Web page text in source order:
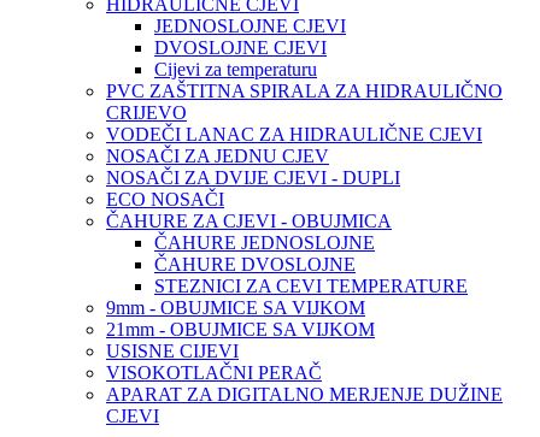
HIDRAULIČNE CJEVI
JEDNOSLOJNE CJEVI
DVOSLOJNE CJEVI
Cijevi za temperaturu
PVC ZAŠTITNA SPIRALA ZA HIDRAULIČNO
CRIJEVO
VODEČI LANAC ZA HIDRAULIČNE CJEVI
NOSAČI ZA JEDNU CJEV
NOSAČI ZA DVIJE CJEVI - DUPLI
ECO NOSAČI
ČAHURE ZA CJEVI - OBUJMICA
ČAHURE JEDNOSLOJNE
ČAHURE DVOSLOJNE
STEZNICI ZA CEVI TEMPERATURE
9mm - OBUJMICE SA VIJKOM
21mm - OBUJMICE SA VIJKOM
USISNE CIJEVI
VISOKOTLAČNI PERAČ
APARAT ZA DIGITALNO MERJENJE DUŽINE
CJEVI